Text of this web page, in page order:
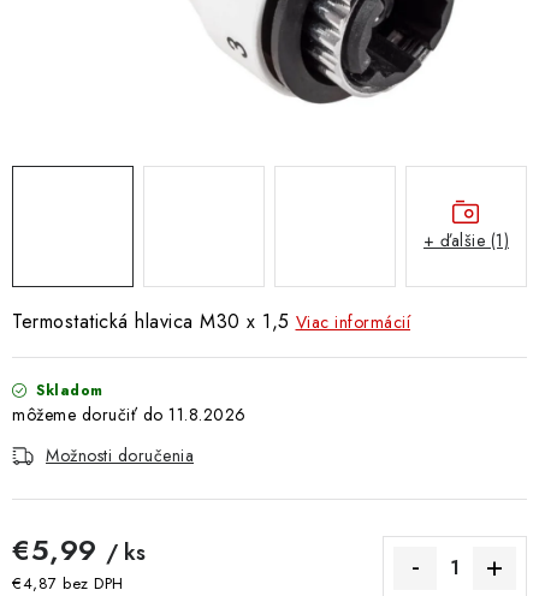
Termostatická hlavica M30 x 1,5 Viac informácií
Skladom
11.8.2026
Možnosti doručenia
€5,99 / ks
€4,87 bez DPH
+ ďalšie (1)